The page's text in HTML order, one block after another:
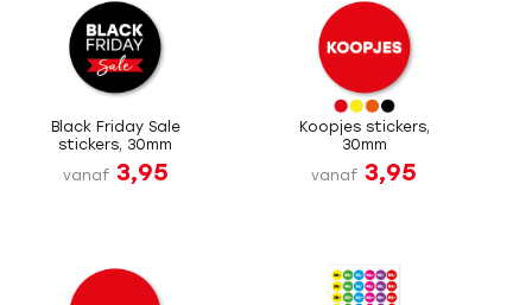
Black Friday Sale
stickers, 30mm
vanaf 3,95
Koopjes stickers,
30mm
vanaf 3,95